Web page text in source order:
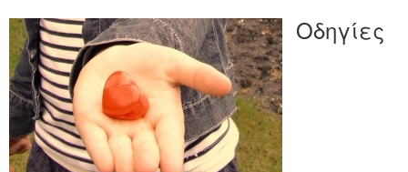
εκπαίδευσης στην παιδιατρική.
Οδηγίες